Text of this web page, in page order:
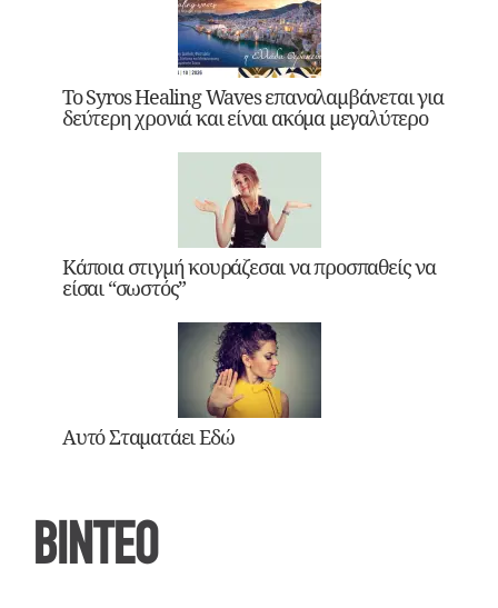
Το Syros Healing Waves επαναλαμβάνεται για
δεύτερη χρονιά και είναι ακόμα μεγαλύτερο
Κάποια στιγμή κουράζεσαι να προσπαθείς να
είσαι “σωστός”
Αυτό Σταματάει Εδώ
ΒΙΝΤΕΟ